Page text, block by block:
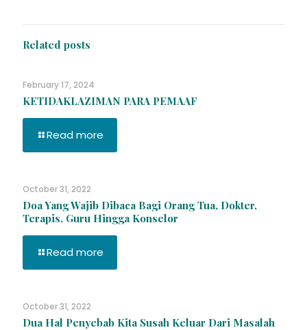
Related posts
February 17, 2024
KETIDAKLAZIMAN PARA PEMAAF
Read more
October 31, 2022
Doa Yang Wajib Dibaca Bagi Orang Tua, Dokter,
Terapis, Guru Hingga Konselor
Read more
October 31, 2022
Dua Hal Penyebab Kita Susah Keluar Dari Masalah